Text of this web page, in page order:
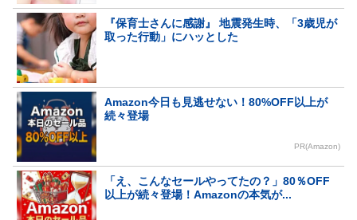
『保育士さんに感謝』 地震発生時、「3歳児が
取った行動」にハッとした
Amazon今日も見逃せない！80%OFF以上が
続々登場
PR(Amazon)
「え、こんなセールやってたの？」80％OFF
以上が続々登場！Amazonの本気が...